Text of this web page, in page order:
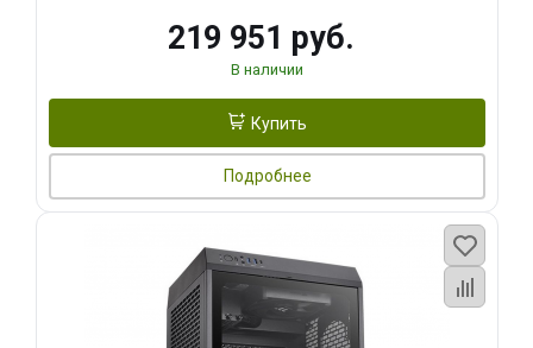
219 951 руб.
В наличии
Купить
Подробнее